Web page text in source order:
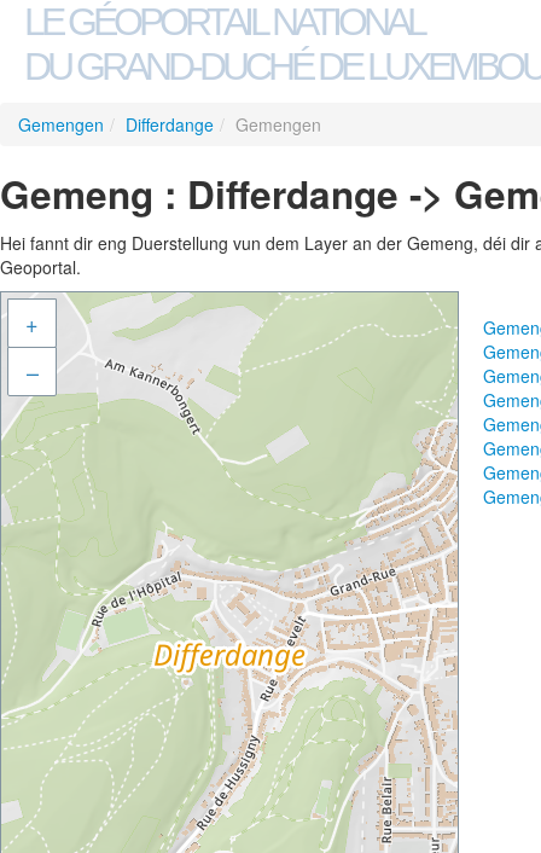
LE GÉOPORTAIL NATIONAL
DU GRAND-DUCHÉ DE
Gemengen / Differdange / Gemengen
Gemeng : Differdange ->
Hei fannt dir eng Duerstellung vun dem Layer an der Gemeng, déi
Geoportal.
+
–